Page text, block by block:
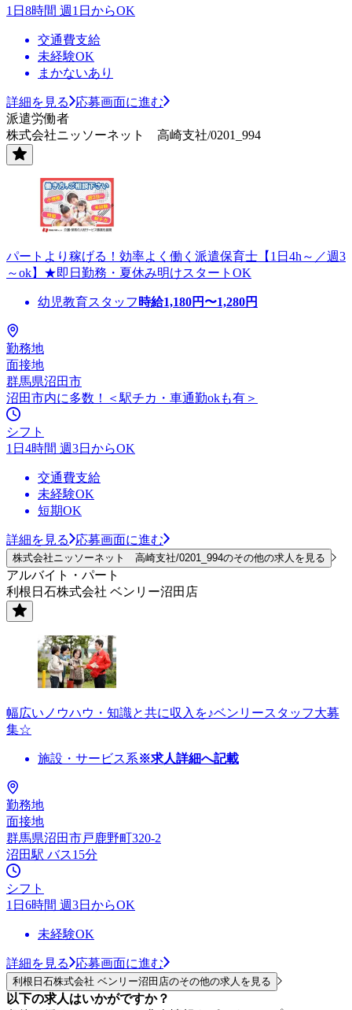
1日8時間 週1日からOK
交通費支給
未経験OK
まかないあり
詳細を見る
応募画面に進む
派遣労働者
株式会社ニッソーネット 高崎支社/0201_994
パートより稼げる！効率よく働く派遣保育士【1日4h～／週3
～ok】★即日勤務・夏休み明けスタートOK
幼児教育スタッフ 時給1,180円〜1,280円
勤務地
面接地
群馬県沼田市
沼田市内に多数！＜駅チカ・車通勤okも有＞
シフト
1日4時間 週3日からOK
交通費支給
未経験OK
短期OK
詳細を見る 応募画面に進む
株式会社ニッソーネット 高崎支社/0201_994のその他の求人を見る
アルバイト・パート
利根日石株式会社 ベンリー沼田店
幅広いノウハウ・知識と共に収入を♪ベンリースタッフ大募
集☆
施設・サービス系※求人詳細へ記載
勤務地
面接地
群馬県沼田市戸鹿野町320-2
沼田駅 バス15分
シフト
1日6時間 週3日からOK
未経験OK
詳細を見る 応募画面に進む
利根日石株式会社 ベンリー沼田店のその他の求人を見る
以下の求人はいかがですか？